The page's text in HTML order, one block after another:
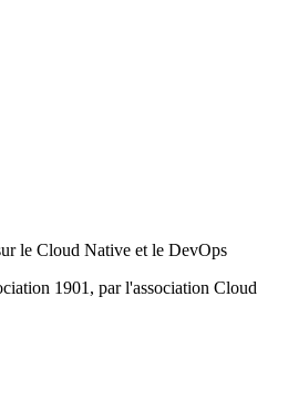
le Cloud Native et le DevOps
1901, par l'association Cloud